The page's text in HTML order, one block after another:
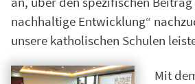
nachhaltige Entwicklung“
unsere katholischen Schulen
Mit